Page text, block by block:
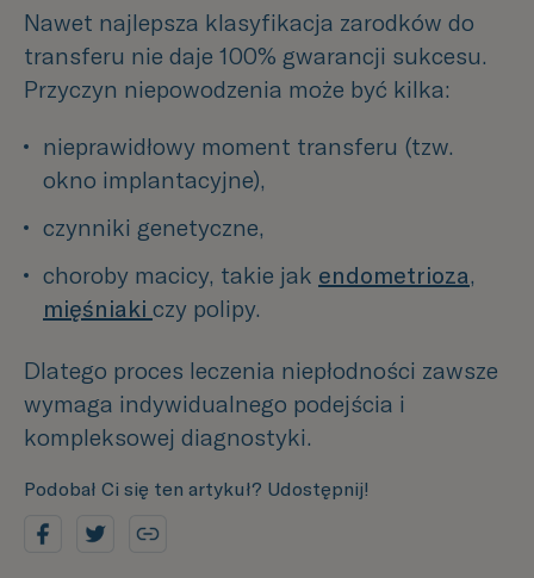
Nawet najlepsza klasyfikacja zarodków do
transferu nie daje 100% gwarancji sukcesu.
Przyczyn niepowodzenia może być kilka:
nieprawidłowy moment transferu (tzw.
okno implantacyjne),
czynniki genetyczne,
choroby macicy, takie jak endometrioza
mięśniaki czy polipy.
Dlatego proces leczenia niepłodności zawsze
wymaga indywidualnego podejścia i
kompleksowej diagnostyki.
Podobał Ci się ten artykuł? Udostępnij!